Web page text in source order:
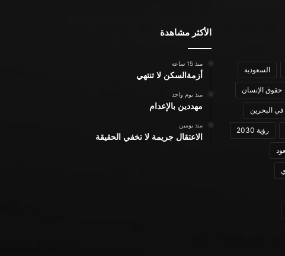
السعودية
حقوق الإنسان
البحرين
رؤية 2030
الأكثر مشاهدة
منذ 15 ساعة
أزمةالسكن لا تنتهي
منذ يوم واحد
مهددين بالإعدام
منذ يومين
الاعتقال جريمة لا تخفي الحقيقة